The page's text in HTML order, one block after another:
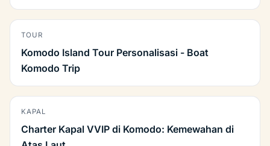
TOUR
Komodo Island Tour Personalisasi - Boat
Komodo Trip
KAPAL
Charter Kapal VVIP di Komodo: Kemewahan di